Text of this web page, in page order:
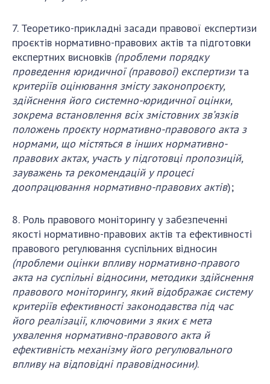
7. Теоретико-прикладні засади правової експертизи
проєктів нормативно-правових актів та підготовки
експертних висновків (проблеми порядку
проведення юридичної (правової) експертизита
критеріїв оцінювання змісту законопроєкту,
здійснення його системно-юридичної оцінки,
зокрема встановлення всіх змістовних зв’язків
положень проєкту нормативно-правового акта з
нормами, що містяться в інших нормативно-
правових актах, участь у підготовці пропозицій,
зауважень та рекомендацій у процесі
доопрацювання нормативно-правових актів);
8. Роль правового моніторингу у забезпеченні
якості нормативно-правових актів та ефективності
правового регулювання суспільних відносин
(проблеми оцінки впливу нормативно-правого
акта на суспільні відносини, методики здійснення
правового моніторингу, який відображає систему
критеріїв ефективності законодавства під час
його реалізації, ключовими з яких є мета
ухвалення нормативно-правового акта й
ефективність механізму його регулювального
впливу на відповідні правовідносини).